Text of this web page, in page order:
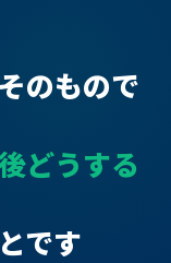
のもので
どうする
です